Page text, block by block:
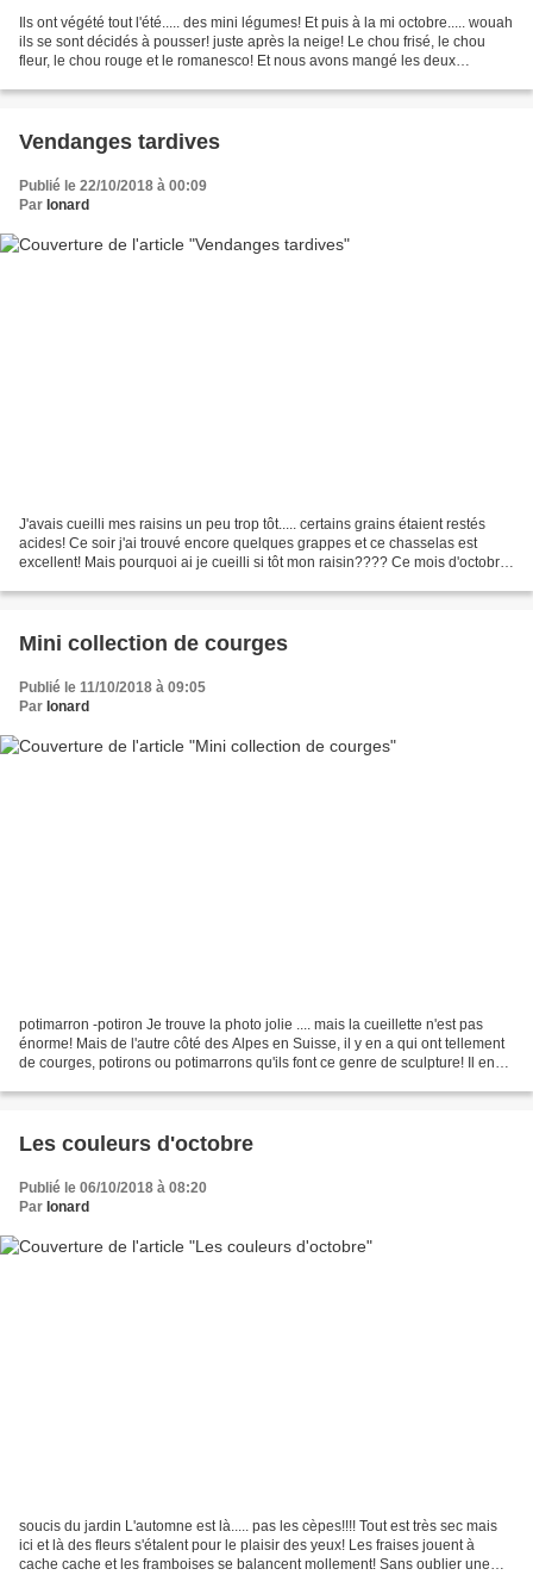
Ils ont végété tout l'été..... des mini légumes! Et puis à la mi octobre..... wouah
ils se sont décidés à pousser! juste après la neige! Le chou frisé, le chou
fleur, le chou rouge et le romanesco! Et nous avons mangé les deux
Vendanges tardives
Publié le 22/10/2018 à 00:09
Par Ionard
J'avais cueilli mes raisins un peu trop tôt..... certains grains étaient restés
acides! Ce soir j'ai trouvé encore quelques grappes et ce chasselas est
excellent! Mais pourquoi ai je cueilli si tôt mon raisin???? Ce mois d'octobre
Mini collection de courges
Publié le 11/10/2018 à 09:05
Par Ionard
potimarron -potiron Je trouve la photo jolie .... mais la cueillette n'est pas
énorme! Mais de l'autre côté des Alpes en Suisse, il y en a qui ont tellement
de courges, potirons ou potimarrons qu'ils font ce genre de sculpture! Il en
Les couleurs d'octobre
Publié le 06/10/2018 à 08:20
Par Ionard
soucis du jardin L'automne est là..... pas les cèpes!!!! Tout est très sec mais
ici et là des fleurs s'étalent pour le plaisir des yeux! Les fraises jouent à
cache cache et les framboises se balancent mollement! Sans oublier une